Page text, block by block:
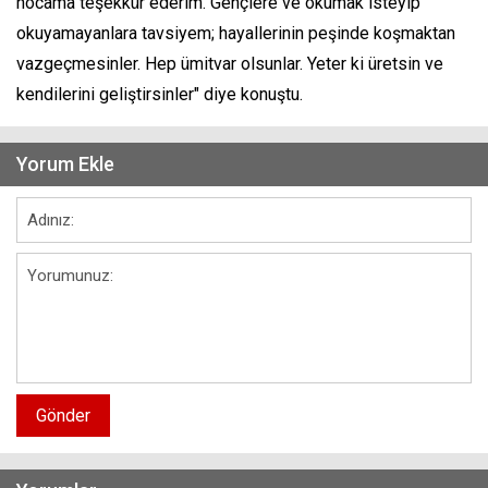
okuyamayanlara tavsiyem; hayallerinin peşinde koşmaktan
vazgeçmesinler. Hep ümitvar olsunlar. Yeter ki üretsin ve
kendilerini geliştirsinler" diye konuştu.
Yorum Ekle
Gönder